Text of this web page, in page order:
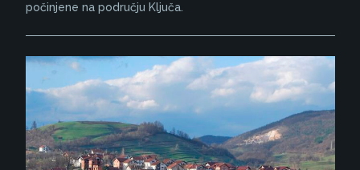
počinjene na području Ključa.